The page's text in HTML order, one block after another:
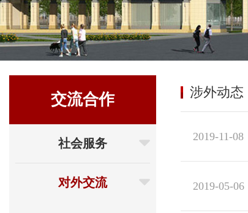
交流合作
社会服务
对外交流
涉外动态
2019-11-08
2019-05-06